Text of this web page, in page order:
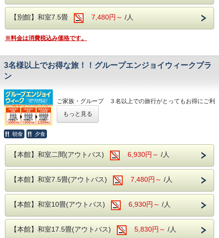
近隣には日本三名瀑の【袋田の滝】や滝の裏側がのぞける
【月待の滝】、
ノスタルジックな佇まいから、数々のドラマや映画のロケ地
になっている
【旧上岡小学校】など名所も数多くございます。
ビュッフェスタイルとなります。
さらに、
古くから美人の湯とされた肌を滑らかにする、
PH8.75ナトリウム-硫酸塩・塩化物温泉です！
ヌメヌメ感を体験してください。
【別館】和室7.5畳 7,480円～ /人
※料金は消費税込み価格です。
3名様以上でお得な旅！！グループエンジョイウィークプラ
ン
ご家族・グループ ３名以上での旅行がとってもお得にご利
☆グループエンジョイウィーク☆を開催いたします！
4名様1室⇒本体価格より1500円引き！
気の合う仲間たちと・会社の同僚と・ご近所さん皆さん
お食事や飲み放題はいつも通りの内容で、料金だけが割引の
このプラン！
上手に活用してお得にご利用ください！
もっと見る
朝食 夕食
【本館】和室二間(アウトバス) 6,930円～ /人
【本館】和室7.5畳(アウトバス) 7,480円～ /人
【本館】和室10畳(アウトバス) 6,930円～ /人
【本館】和室17.5畳(アウトバス) 5,830円～ /人